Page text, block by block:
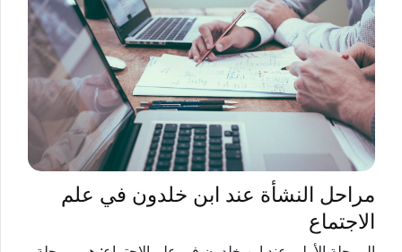
مراحل النشأة عند ابن خلدون في علم
الاجتماع